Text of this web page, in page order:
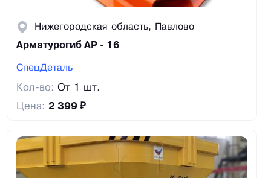
Нижегородская область, Павлово
Арматурогиб АР - 16
СпецДеталь
Кол-во: От 1 шт.
Цена: 2 399 ₽